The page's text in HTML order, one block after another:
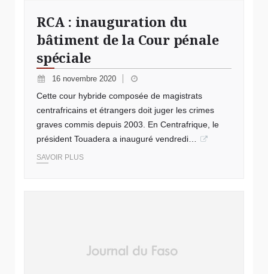
RCA : inauguration du
bâtiment de la Cour pénale
spéciale
16 novembre 2020
Cette cour hybride composée de magistrats
centrafricains et étrangers doit juger les crimes
graves commis depuis 2003. En Centrafrique, le
président Touadera a inauguré vendredi…
SAVOIR PLUS